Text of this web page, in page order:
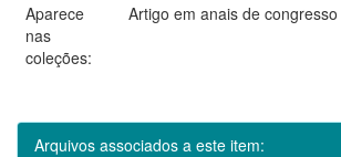
Aparece
nas
coleções:
Artigo em anais de
Arquivos associados a este item: